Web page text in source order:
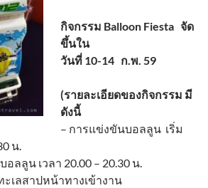
กิจกรรม Balloon Fiesta จัด
ขึ้นใน
วันที่ 10-14 ก.พ. 59
(รายละเอียดของกิจกรรม มี
ดังนี้
– การแข่งขันบอลลูน เริ่ม
น.
อลลูน เวลา 20.00 – 20.30 น.
เลสาปหน้าทางเข้างาน